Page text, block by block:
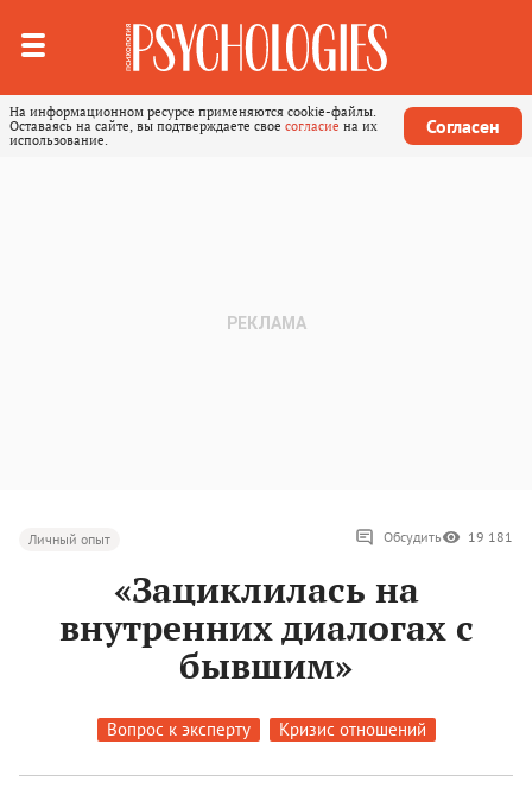
На информационном ресурсе применяются cookie-файлы.
Оставаясь на сайте, вы подтверждаете свое согласие на их
использование.
Согласен
Личный опыт Обсудить 19 181
«Зациклилась на
внутренних диалогах с
бывшим»
Вопрос к эксперту Кризис отношений